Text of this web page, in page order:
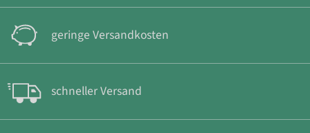
geringe Versandkosten
schneller Versand